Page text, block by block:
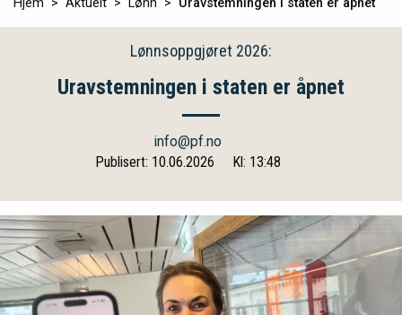
Hjem Aktuelt Lønn Uravstemningen i staten er åpnet
Lønnsoppgjøret 2026:
Uravstemningen i staten er åpnet
info@pf.no
Publisert: 10.06.2026
Kl: 13:48